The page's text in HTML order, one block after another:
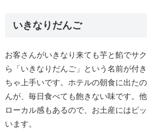
いきなりだんご
お客さんがいきなり来ても芋と餡でサ
ら「いきなりだんご」という名前が付
ちゃ上手いです。ホテルの朝食に出た
んが、毎日食べても飽きない味です。
ローカル感もあるので、お土産にはピ
います。